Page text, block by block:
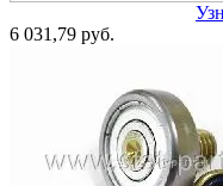
6 031,79 руб.